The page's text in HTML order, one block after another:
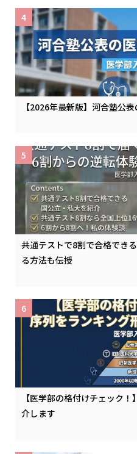
【2026年最新版】河合塾公
4
共通テストで8割で合格でき
る方法も伝授
5
【医学部の格付けチェック
介します
6